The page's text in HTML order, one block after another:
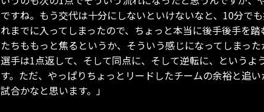
ですね。もう交代は十分にしないといけないなと、10分で
れまでに入ってしまったので、ちょっと本当に後手後手を
たちももっと焦るというか、そういう感じになってしまっ
選手は1点返して、そして同点に、そして逆転に、という
す。ただ、やっぱりちょっとリードしたチームの余裕と追
試合かなと思います。」